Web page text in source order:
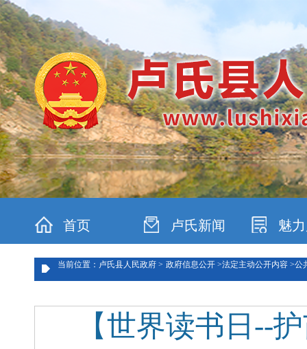
首页 卢氏新闻 魅
当前位置：卢氏县人民政府 > 政府信息公开 >法定主动公开内容 >公
【世界读书日--